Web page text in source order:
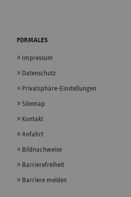
FORMALES
Impressum
Datenschutz
Privatsphäre-Einstellungen
Sitemap
Kontakt
Anfahrt
Bildnachweise
Barrierefreiheit
Barriere melden